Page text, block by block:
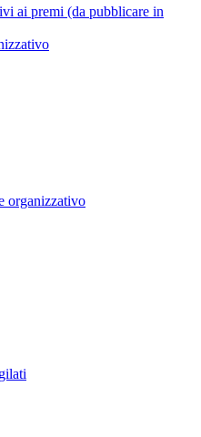
ai premi (da pubblicare in
organizzativo